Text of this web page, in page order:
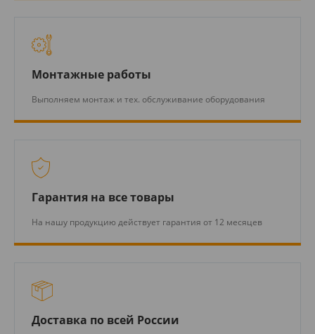
Монтажные работы
Выполняем монтаж и тех. обслуживание оборудования
Гарантия на все товары
На нашу продукцию действует гарантия от 12 месяцев
Доставка по всей России